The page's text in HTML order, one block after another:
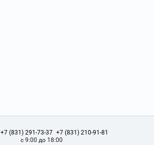
+7 (831) 291-73-37 +7 (831) 210-91-81
с 9:00 до 18:00